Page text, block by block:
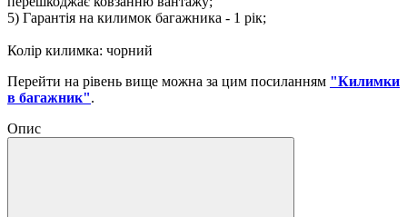
5) Гарантія на килимок багажника - 1 рік;
Колір килимка: чорний
Перейти на рівень вище можна за цим посиланням "Килимки
в багажник".
Опис